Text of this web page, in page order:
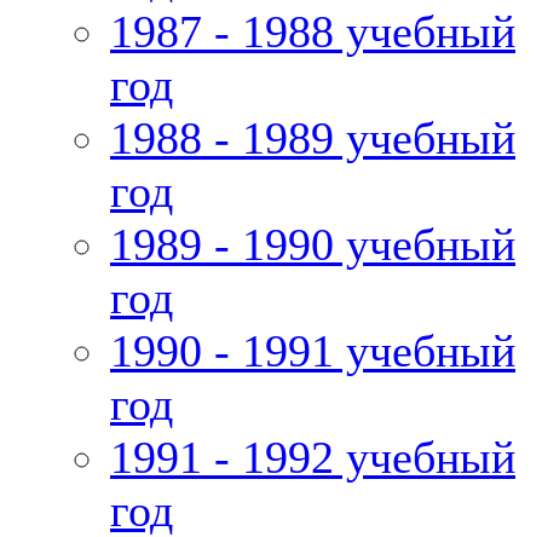
1987 - 1988 учебный
год
1988 - 1989 учебный
год
1989 - 1990 учебный
год
1990 - 1991 учебный
год
1991 - 1992 учебный
год